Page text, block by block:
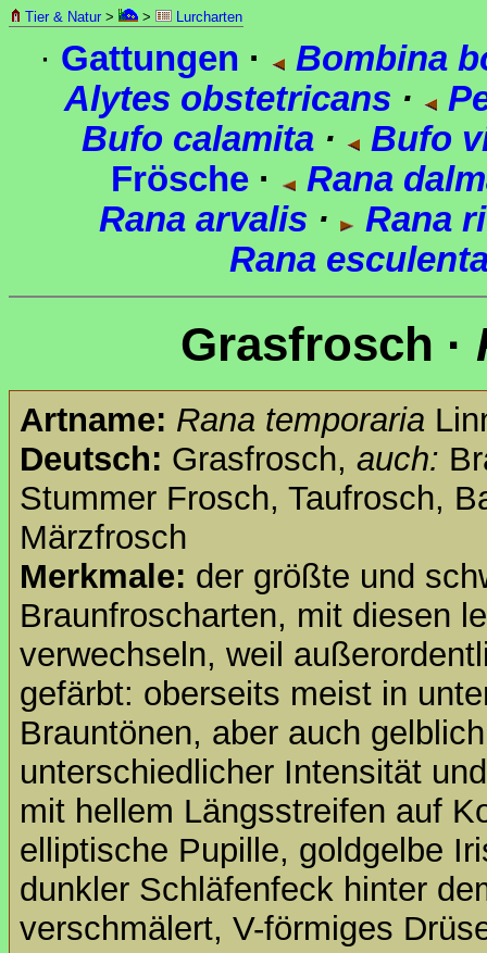
Tier & Natur> > Lurcharten
· Gattungen ·
Bombina
Alytes obstetricans ·
Bufo calamita ·
Bufo
Frösche ·
Rana
Rana arvalis ·
Rana
Rana
Grasfrosch ·
Artname: Rana temporaria
Deutsch: Grasfrosch, auch:
Stummer Frosch, Taufrosch,
Märzfrosch
Merkmale: der größte und
Braunfroscharten, mit diesen
verwechseln, weil
gefärbt: oberseits meist in
Brauntönen, aber auch
unterschiedlicher Intensität
mit hellem Längsstreifen auf
elliptische Pupille, goldgelbe
dunkler Schläfenfeck hinter
verschmälert, V-förmiges